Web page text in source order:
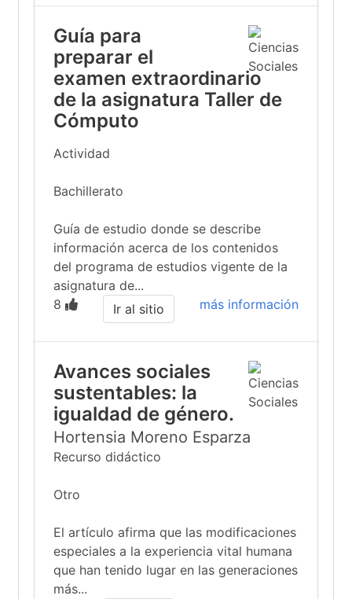
Guía para
preparar el
examen extraordinario
de la asignatura Taller de
Cómputo
Actividad
Bachillerato
Guía de estudio donde se describe
información acerca de los contenidos
del programa de estudios vigente de la
asignatura de...
8
más información
Ir al sitio
Avances sociales
sustentables: la
igualdad de género.
Hortensia Moreno Esparza
Recurso didáctico
Otro
El artículo afirma que las modificaciones
especiales a la experiencia vital humana
que han tenido lugar en las generaciones
más...